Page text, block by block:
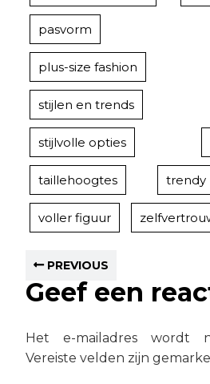
pasvorm
plus-size fashion
stijlen en trends
stijlvolle opties
taillehoogtes trendy
voller figuur
PREVIOUS
Geef een
Het e-mailadres wordt
Vereiste velden zijn